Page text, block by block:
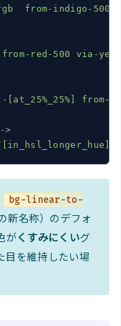
from-indigo-500
red-500 via-
from-
>
bg-linear-to-
新名称）のデフォ
がくすみにくいグ
目を維持したい場